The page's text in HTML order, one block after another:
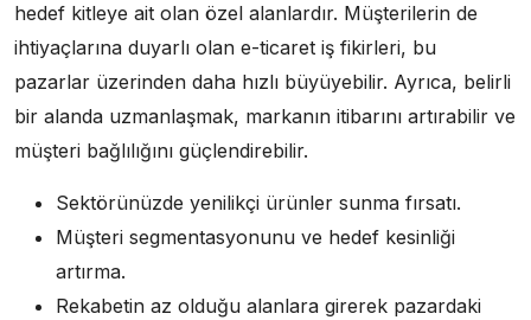
hedef kitleye ait olan özel alanlardır. Müşterilerin de
ihtiyaçlarına duyarlı olan e-ticaret iş fikirleri, bu
pazarlar üzerinden daha hızlı büyüyebilir. Ayrıca, belirli
bir alanda uzmanlaşmak, markanın itibarını artırabilir ve
müşteri bağlılığını güçlendirebilir.
Sektörünüzde yenilikçi ürünler sunma fırsatı.
Müşteri segmentasyonunu ve hedef kesinliği
artırma.
Rekabetin az olduğu alanlara girerek pazardaki